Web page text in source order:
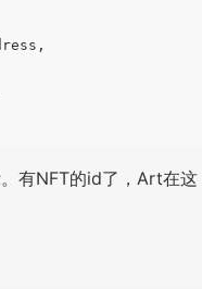
有NFT的id了，Art在这